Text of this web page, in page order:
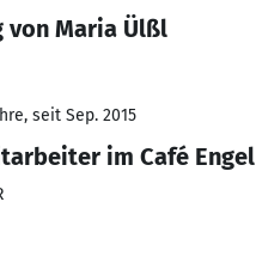
von Maria Ülßl
seit Sep. 2015
im Café Engel